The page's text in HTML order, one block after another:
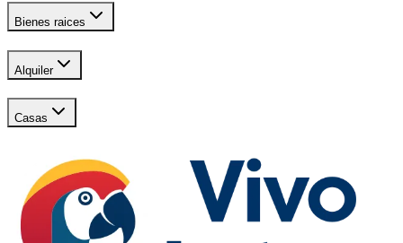
Bienes raices
Alquiler
Casas